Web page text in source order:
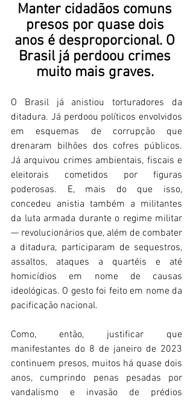
Manter cidadãos comuns
presos por quase dois
anos é desproporcional. O
Brasil já perdoou crimes
muito mais graves.
O Brasil já anistiou torturadores da
ditadura. Já perdoou políticos envolvidos
em esquemas de corrupção que
drenaram bilhões dos cofres públicos.
Já arquivou crimes ambientais, fiscais e
eleitorais cometidos por figuras
poderosas. E, mais do que isso,
concedeu anistia também a militantes
da luta armada durante o regime militar
— revolucionários que, além de combater
a ditadura, participaram de sequestros,
assaltos, ataques a quartéis e até
homicídios em nome de causas
ideológicas. O gesto foi feito em nome da
pacificação nacional.
Como, então, justificar que
manifestantes do 8 de janeiro de 2023
continuem presos, muitos há quase dois
anos, cumprindo penas pesadas por
vandalismo e invasão de prédios